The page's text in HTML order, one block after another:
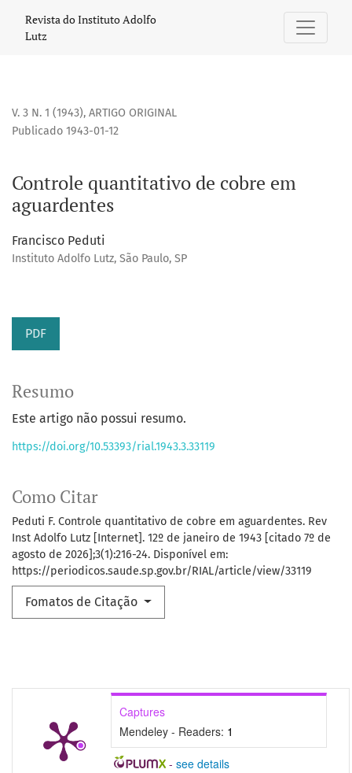
Revista do Instituto Adolfo
Lutz
V. 3 N. 1 (1943), ARTIGO ORIGINAL
Controle quantitativo de cobre em
aguardentes
Publicado 1943-01-12
Francisco Peduti
Instituto Adolfo Lutz, São Paulo, SP
PDF
Como Citar
Peduti F. Controle quantitativo de cobre em aguardentes. Rev
Inst Adolfo Lutz [Internet]. 12º de janeiro de 1943 [citado 7º de
agosto de 2026];3(1):216-24. Disponível em:
https://periodicos.saude.sp.gov.br/RIAL/article/view/33119
Fomatos de Citação
Captures
Mendeley - Readers: 1
- see details
Resumo
Este artigo não possui resumo.
https://doi.org/10.53393/rial.1943.3.33119